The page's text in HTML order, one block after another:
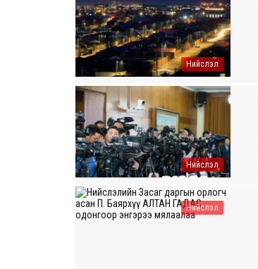
Нийслэл
Нийслэл
Нийслэл